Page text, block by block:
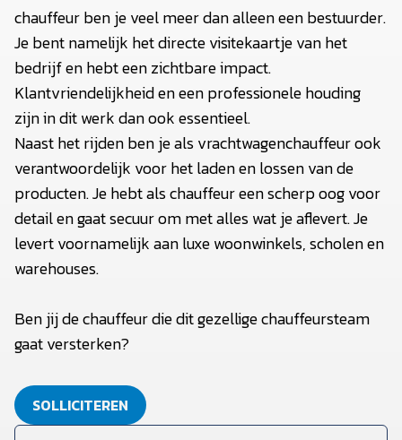
chauffeur ben je veel meer dan alleen een bestuurder.
Je bent namelijk het directe visitekaartje van het
bedrijf en hebt een zichtbare impact.
Klantvriendelijkheid en een professionele houding
zijn in dit werk dan ook essentieel.
Naast het rijden ben je als vrachtwagenchauffeur ook
verantwoordelijk voor het laden en lossen van de
producten. Je hebt als chauffeur een scherp oog voor
detail en gaat secuur om met alles wat je aflevert. Je
levert voornamelijk aan luxe woonwinkels, scholen en
warehouses.
Ben jij de chauffeur die dit gezellige chauffeursteam
gaat versterken?
SOLLICITEREN